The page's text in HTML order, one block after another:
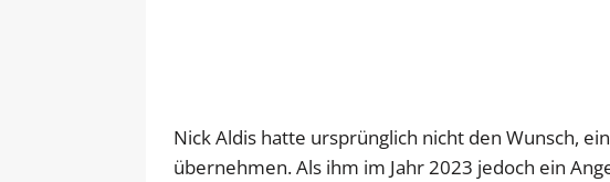
Nick Aldis hatte ursprünglich nicht den Wunsch,
übernehmen. Als ihm im Jahr 2023 jedoch ein